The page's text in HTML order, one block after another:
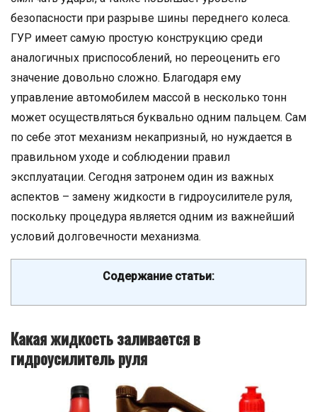
безопасности при разрыве шины переднего колеса.
ГУР имеет самую простую конструкцию среди
аналогичных приспособлений, но переоценить его
значение довольно сложно. Благодаря ему
управление автомобилем массой в несколько тонн
может осуществляться буквально одним пальцем. Сам
по себе этот механизм некапризный, но нуждается в
правильном уходе и соблюдении правил
эксплуатации. Сегодня затронем один из важных
аспектов – замену жидкости в гидроусилителе руля,
поскольку процедура является одним из важнейший
условий долговечности механизма.
Содержание статьи:
Какая жидкость заливается в
гидроусилитель руля